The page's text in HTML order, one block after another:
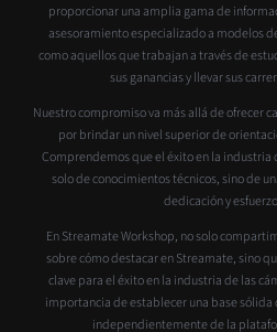
proporcionar una amplia gama de
asesoramiento especializado a modelos
como aquellos que trabajan a través de
sus ganancias y llevar sus
Nuestro compromiso va más allá de ofrecer
por brindar un nivel superior de
Comprendemos que el éxito en la industria
solo de conocimientos técnicos, sino de
dedicación y
En Streamate Workshop, no solo
sobre cómo destacar en Streamate, sino
clave para el éxito en la industria de las
importancia de establecer una base
independientemente de la